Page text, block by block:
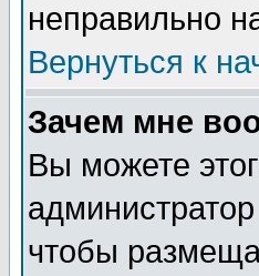
неправильно
Вернуться к
Зачем мне
Вы можете
чтобы